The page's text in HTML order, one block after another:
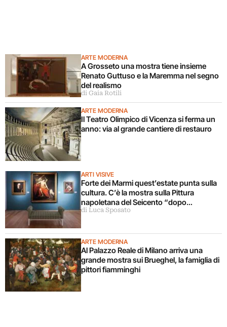
ARTE MODERNA
A Grosseto una mostra tiene insieme
Renato Guttuso e la Maremma nel segno
del realismo
di Gaia Rotili
ARTE MODERNA
Il Teatro Olimpico di Vicenza si ferma un
anno: via al grande cantiere di restauro
ARTI VISIVE
Forte dei Marmi quest’estate punta sulla
cultura. C’è la mostra sulla Pittura
napoletana del Seicento “dopo
Caravaggio”
di Luca Sposato
ARTE MODERNA
Al Palazzo Reale di Milano arriva una
grande mostra sui Brueghel, la famiglia di
pittori fiamminghi